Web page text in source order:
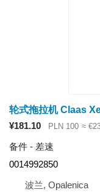
轮式拖拉机 Claas
¥181.10
PLN 100 ≈
备件 - 差速
0014992850
波兰, Opalenica